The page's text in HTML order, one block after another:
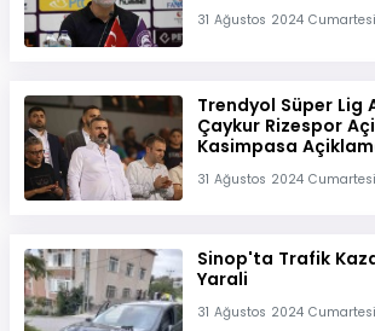
31 Ağustos 2024 Cumartesi
Trendyol Süper Lig
Çaykur Rizespor
Kasimpasa
31 Ağustos 2024 Cumartesi
Sinop'ta Trafik
Yarali
31 Ağustos 2024 Cumartesi